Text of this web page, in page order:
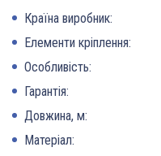
Країна виробник:
Елементи кріплення:
Особливість:
Гарантія:
Довжина, м:
Матеріал: